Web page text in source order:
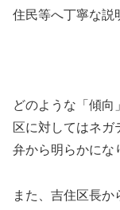
住民等へ丁寧な説
どのような「傾向
区に対してはネ
弁から明らかにな
また、吉住区長